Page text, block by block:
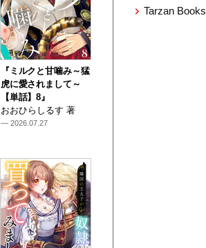
『ミルクと甘噛み～猛
虎に愛されまして～
【単話】8』
おおひらしるす 著
— 2026.07.27
Tarzan Books